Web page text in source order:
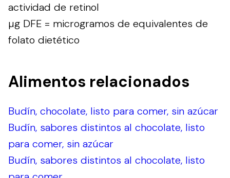
actividad de retinol
µg DFE = microgramos de equivalentes de
folato dietético
Alimentos relacionados
Budín, chocolate, listo para comer, sin azúcar
Budín, sabores distintos al chocolate, listo
para comer, sin azúcar
Budín, sabores distintos al chocolate, listo